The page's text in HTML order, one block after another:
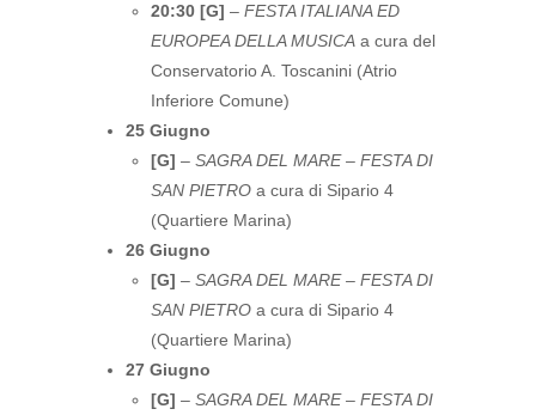
20:30 [G] – FESTA ITALIANA ED
EUROPEA DELLA MUSICA a cura del
Conservatorio A. Toscanini (Atrio
Inferiore Comune)
25 Giugno
[G] – SAGRA DEL MARE – FESTA DI
SAN PIETRO a cura di Sipario 4
(Quartiere Marina)
26 Giugno
[G] – SAGRA DEL MARE – FESTA DI
SAN PIETRO a cura di Sipario 4
(Quartiere Marina)
27 Giugno
[G] – SAGRA DEL MARE – FESTA DI